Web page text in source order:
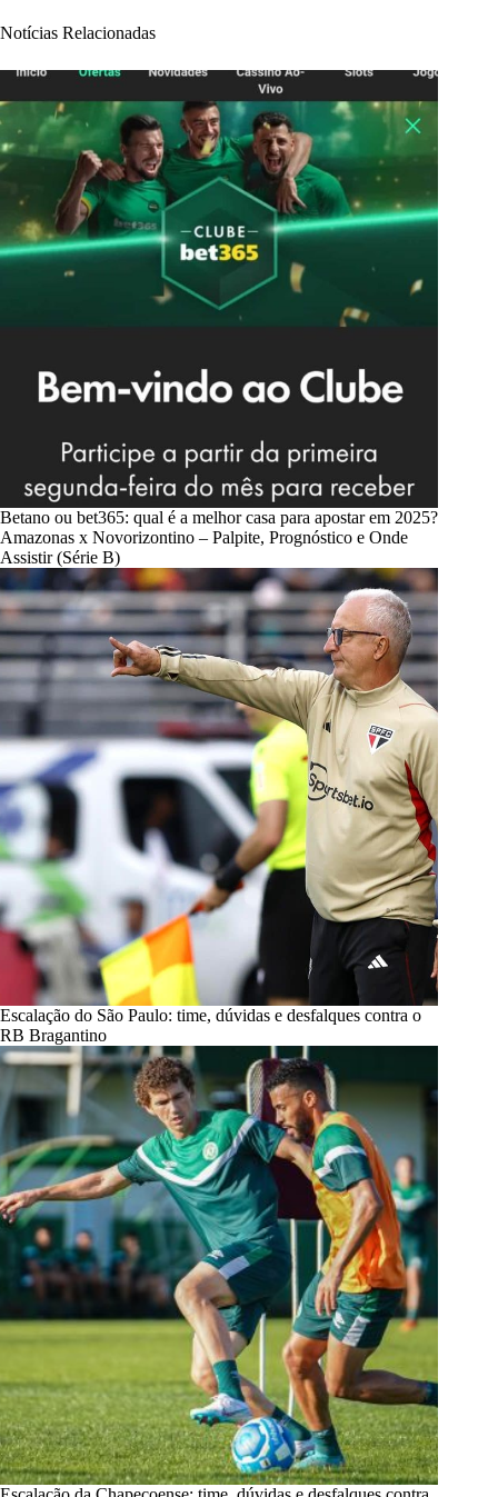
Notícias Relacionadas
Betano ou bet365: qual é a melhor casa para apostar em 2025?
Amazonas x Novorizontino – Palpite, Prognóstico e Onde
Assistir (Série B)
Escalação do São Paulo: time, dúvidas e desfalques contra o
RB Bragantino